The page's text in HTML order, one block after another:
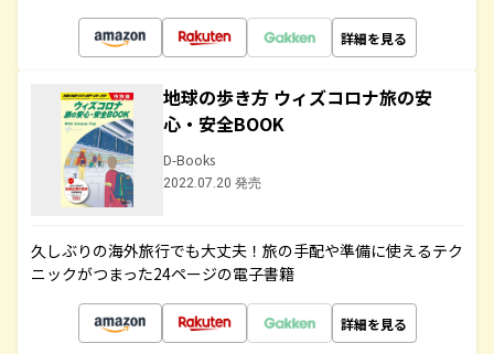
詳細を見る
地球の歩き方 ウィズコロナ旅の安
心・安全BOOK
D-Books
2022.07.20 発売
久しぶりの海外旅行でも大丈夫！旅の手配や準備に使えるテク
ニックがつまった24ページの電子書籍
詳細を見る